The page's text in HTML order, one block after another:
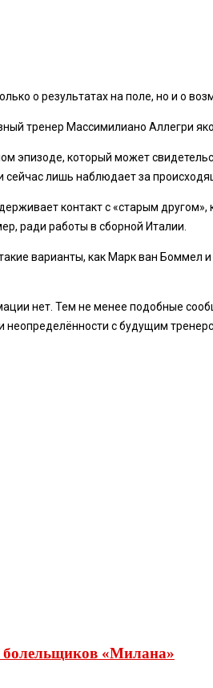
о результатах на поле, но и о
тренер Массимилиано Аллегри
эпизоде, который может
лишь наблюдает за
контакт с «старым
ради работы в сборной Италии.
варианты, как Марк ван Боммел
нет. Тем не менее подобные
с будущим
болельщиков «Милана»